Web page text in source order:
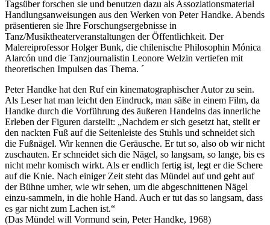
Tagsüber forschen sie und benutzen dazu als Assoziationsmaterial
Handlungsanweisungen aus den Werken von Peter Handke. Abends
präsentieren sie Ihre Forschungsergebnisse in
Tanz/Musiktheaterveranstaltungen der Öffentlichkeit. Der
Malereiprofessor Holger Bunk, die chilenische Philosophin Mónica
Alarcón und die Tanzjournalistin Leonore Welzin vertiefen mit
theoretischen Impulsen das Thema. ´
Peter Handke hat den Ruf ein kinematographischer Autor zu sein.
Als Leser hat man leicht den Eindruck, man säße in einem Film, da
Handke durch die Vorführung des äußeren Handelns das innerliche
Erleben der Figuren darstellt: „Nachdem er sich gesetzt hat, stellt er
den nackten Fuß auf die Seitenleiste des Stuhls und schneidet sich
die Fußnägel. Wir kennen die Geräusche. Er tut so, also ob wir nicht
zuschauten. Er schneidet sich die Nägel, so langsam, so lange, bis es
nicht mehr komisch wirkt. Als er endlich fertig ist, legt er die Schere
auf die Knie. Nach einiger Zeit steht das Mündel auf und geht auf
der Bühne umher, wie wir sehen, um die abgeschnittenen Nägel
einzu-sammeln, in die hohle Hand. Auch er tut das so langsam, dass
es gar nicht zum Lachen ist.“
(Das Mündel will Vormund sein, Peter Handke, 1968)